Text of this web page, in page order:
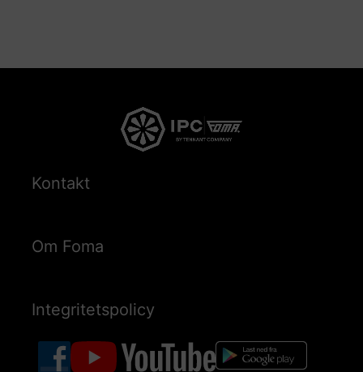
Kontakt
Om Foma
Integritetspolicy